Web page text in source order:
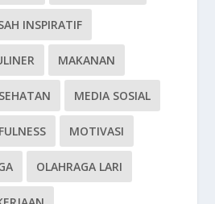
INSPIRATIF
MAKANAN
MEDIA SOSIAL
MOTIVASI
OLAHRAGA LARI